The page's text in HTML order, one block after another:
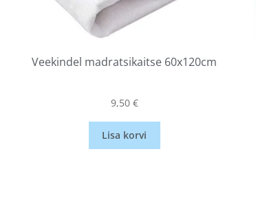
Veekindel madratsikaitse 60x120cm
9,50 €
Lisa korvi